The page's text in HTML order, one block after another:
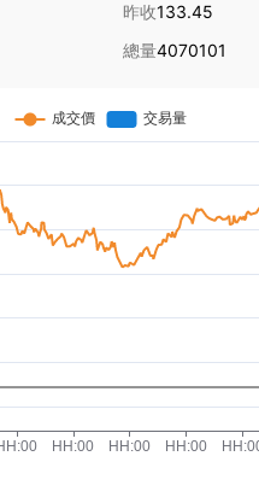
昨收133.45
總量4070101